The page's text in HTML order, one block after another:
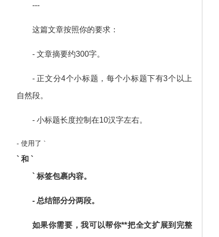
---
这篇文章按照你的要求：
- 文章摘要约300字。
- 正文分4个小标题，每个小标题下有3个以上
自然段。
- 小标题长度控制在10汉字左右。
- 使用了 `
` 和 `
` 标签包裹内容。
- 总结部分分两段。
如果你需要，我可以帮你**把全文扩展到完整